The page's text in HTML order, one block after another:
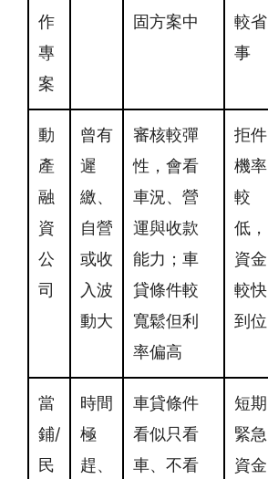
作
專
案
固方案中
較省
事
動
產
融
資
公
司
曾有
遲
繳、
自營
或收
入波
動大
審核較彈
性，會看
車況、營
運與收款
能力；車
貸條件較
寬鬆但利
率偏高
拒件
機率
較
低，
資金
較快
到位
當
鋪/
民
時間
極
趕、
車貸條件
看似只看
車、不看
短期
緊急
資金